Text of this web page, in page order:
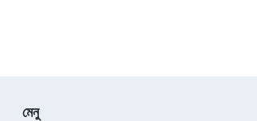
মেনু